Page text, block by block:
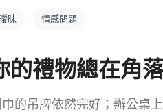
曖昧 情感問題
的禮物總在角
的吊牌依然完好；辦公桌